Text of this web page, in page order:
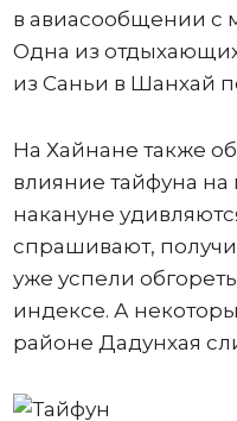
в авиасообщении с
Одна из отдыхающих
из Саньи в Шанхай
На Хайнане также
влияние тайфуна
накануне
спрашивают,
уже успели
индексе. А
районе Дадунхая